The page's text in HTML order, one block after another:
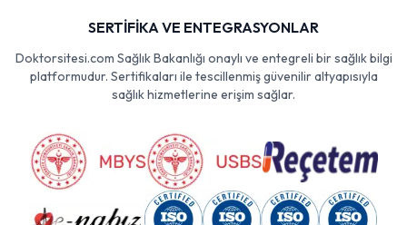
SERTİFİKA VE ENTEGRASYONLAR
Doktorsitesi.com Sağlık Bakanlığı onaylı ve entegreli bir sağlık bilgi
platformudur. Sertifikaları ile tescillenmiş güvenilir altyapısıyla
sağlık hizmetlerine erişim sağlar.